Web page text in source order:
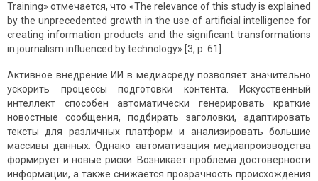
Training» отмечается, что «The relevance of this study is explained
by the unprecedented growth in the use of artificial intelligence for
creating information products and the significant transformations
in journalism influenced by technology» [3, p. 61].
Активное внедрение ИИ в медиасреду позволяет значительно
ускорить процессы подготовки контента. Искусственный
интеллект способен автоматически генерировать краткие
новостные сообщения, подбирать заголовки, адаптировать
тексты для различных платформ и анализировать большие
массивы данных. Однако автоматизация медиапроизводства
формирует и новые риски. Возникает проблема достоверности
информации, а также снижается прозрачность происхождения